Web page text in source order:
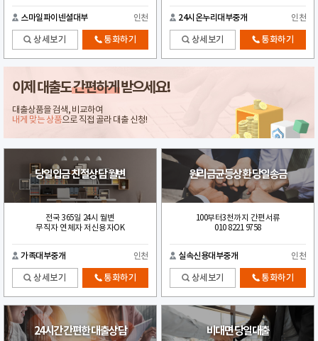
스마일파이넨셜대부 인천
상세보기 통화하기
24시온누리대부중개 인천
상세보기 통화하기
이제 대출도간편하게받으세요!
대출상품을 검색, 비교하여
내게 맞는 상품으로 직접 골라 대출 신청!
당일입금 친절상담 월변
전국 365일 24시 월변
무직자 연체자 저신용자OK
가족대부중개 인천
상세보기 통화하기
원리금균등상환 당일송금
100부터3천까지 간편서류
010 8221 9758
실속신용대부중개 인천
상세보기 통화하기
24시간 간편한 대출상담 비대면 당일대출